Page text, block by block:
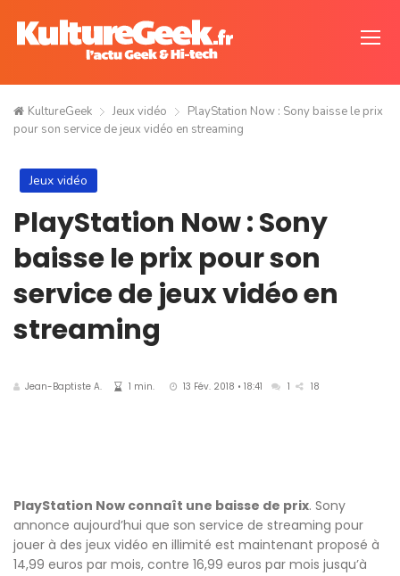
KultureGeek Jeux vidéo
PlayStation Now : Sony baisse le prix
pour son service de jeux vidéo en streaming
Jeux vidéo
PlayStation Now : Sony
baisse le prix pour son
service de jeux vidéo en
streaming
Jean-Baptiste A. 1 min. 13 Fév. 2018 • 18:41 1 18
PlayStation Now connaît une baisse de prix. Sony
annonce aujourd’hui que son service de streaming pour
jouer à des jeux vidéo en illimité est maintenant proposé à
14,99 euros par mois, contre 16,99 euros par mois jusqu’à